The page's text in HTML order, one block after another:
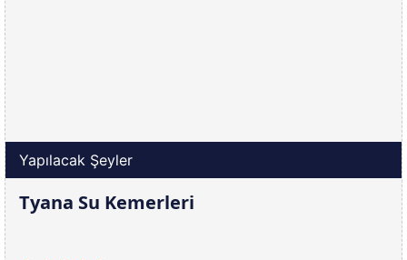
Yapılacak Şeyler
Tyana Su Kemerleri